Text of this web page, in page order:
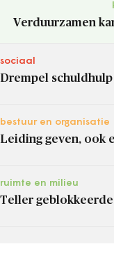
Verduurzamen
sociaal
Drempel
bestuur en organisatie
Leiding geven, ook
ruimte en milieu
Teller